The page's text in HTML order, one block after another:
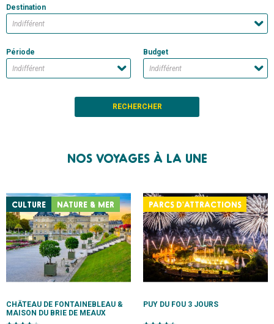
Destination
Période Budget
NOS VOYAGES À LA UNE
CULTURE NATURE & MER
CHÂTEAU DE FONTAINEBLEAU &
MAISON DU BRIE DE MEAUX
PARCS D'ATTRACTIONS
PUY DU FOU 3 JOURS